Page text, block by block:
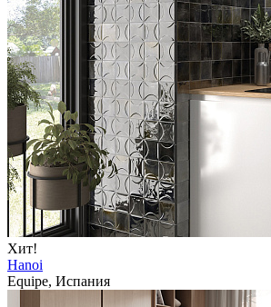
Хит!
Hanoi
Equipe, Испания